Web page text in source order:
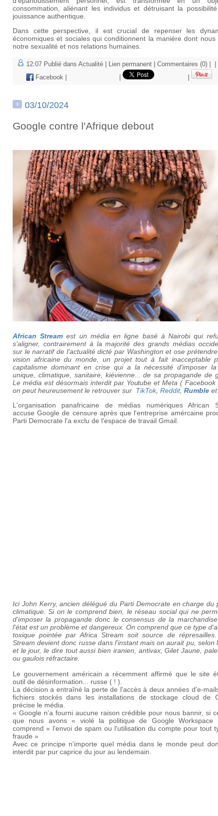
consommation, aliénant les individus et détruisant la
jouissance authentique.
Dans cette perspective, il est crucial de repenser les
économiques et sociales qui conditionnent la manière dont nous
notre sexualité et nos relations humaines.
12:07 Publié dans Actualité Lien permanent Commentaires (0)
Facebook
03/10/2024
Google contre l'Afrique debout
African Stream est un média en ligne basé à Nairobi qui
s'aligner, contrairement à la majorité des grands médias
sur le narratif de l'actualité dicté par Washington et ose
vision africaine du monde, un projet tout à fait inacceptable
capitalisme dominant en crise qui a la nécessité d'imposer
unique, climatique, sanitaire, kiévienne... de sa propagande de
Le média est désormais interdit par Youtube et Meta ( Facebook
on peut heureusement le retrouver sur TikTok, Reddit, Rumble
L'organisation panafricaine de médias numériques African
accuse Google de censure après que l'entreprise amércaine
Parti Democrate l'a exclu de l'espace de travail Gmail.
Ici John Kerry, ancien délégué du Parti Democrate en charge du
climatique. Si on le comprend bien, le réseau social qui ne
d'imposer la propagande donc le consensus de la
l'état est un problème et dangereux. On comprend que ce type
toxique pointée par Africa Stream soit source de répresailles.
Stream devient donc russe dans l'instant mais on aurait pu, selon
et le jour, le dire tout aussi bien iranien, antivax, Gilet Jaune,
ou gaulois réfractaire.
Le gouvernement américain a récemment affirmé que le site
outil de désinformation... russe ( ! ).
La décision a entraîné la perte de l'accès à deux années d'e-
fichiers stockés dans les installations de stockage cloud de
précise le média.
« Google n'a fourni aucune raison crédible pour nous bannir, si
que nous avons « violé la politique de Google Workspace
comprend « l'envoi de spam ou l'utilisation du compte pour tout
fraude »
Avec ce principe n'importe quel média dans le monde peut
interdit par pur caprice du jour au lendemain.